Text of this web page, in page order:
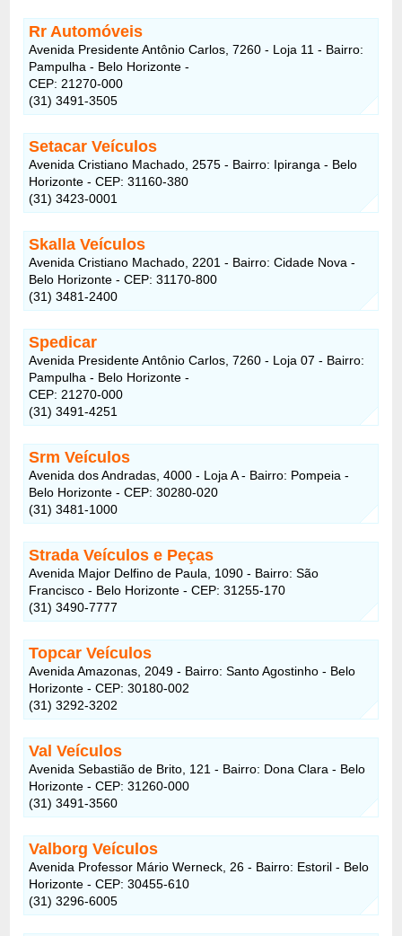
Rr Automóveis
Avenida Presidente Antônio Carlos, 7260 - Loja 11 - Bairro:
Pampulha - Belo Horizonte -
CEP: 21270-000
(31) 3491-3505
Setacar Veículos
Avenida Cristiano Machado, 2575 - Bairro: Ipiranga - Belo
Horizonte - CEP: 31160-380
(31) 3423-0001
Skalla Veículos
Avenida Cristiano Machado, 2201 - Bairro: Cidade Nova -
Belo Horizonte - CEP: 31170-800
(31) 3481-2400
Spedicar
Avenida Presidente Antônio Carlos, 7260 - Loja 07 - Bairro:
Pampulha - Belo Horizonte -
CEP: 21270-000
(31) 3491-4251
Srm Veículos
Avenida dos Andradas, 4000 - Loja A - Bairro: Pompeia -
Belo Horizonte - CEP: 30280-020
(31) 3481-1000
Strada Veículos e Peças
Avenida Major Delfino de Paula, 1090 - Bairro: São
Francisco - Belo Horizonte - CEP: 31255-170
(31) 3490-7777
Topcar Veículos
Avenida Amazonas, 2049 - Bairro: Santo Agostinho - Belo
Horizonte - CEP: 30180-002
(31) 3292-3202
Val Veículos
Avenida Sebastião de Brito, 121 - Bairro: Dona Clara - Belo
Horizonte - CEP: 31260-000
(31) 3491-3560
Valborg Veículos
Avenida Professor Mário Werneck, 26 - Bairro: Estoril - Belo
Horizonte - CEP: 30455-610
(31) 3296-6005